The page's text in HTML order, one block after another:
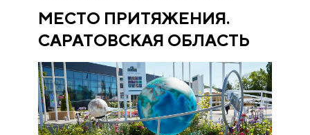
МЕСТО ПРИТЯЖЕНИЯ.
САРАТОВСКАЯ ОБЛАСТЬ